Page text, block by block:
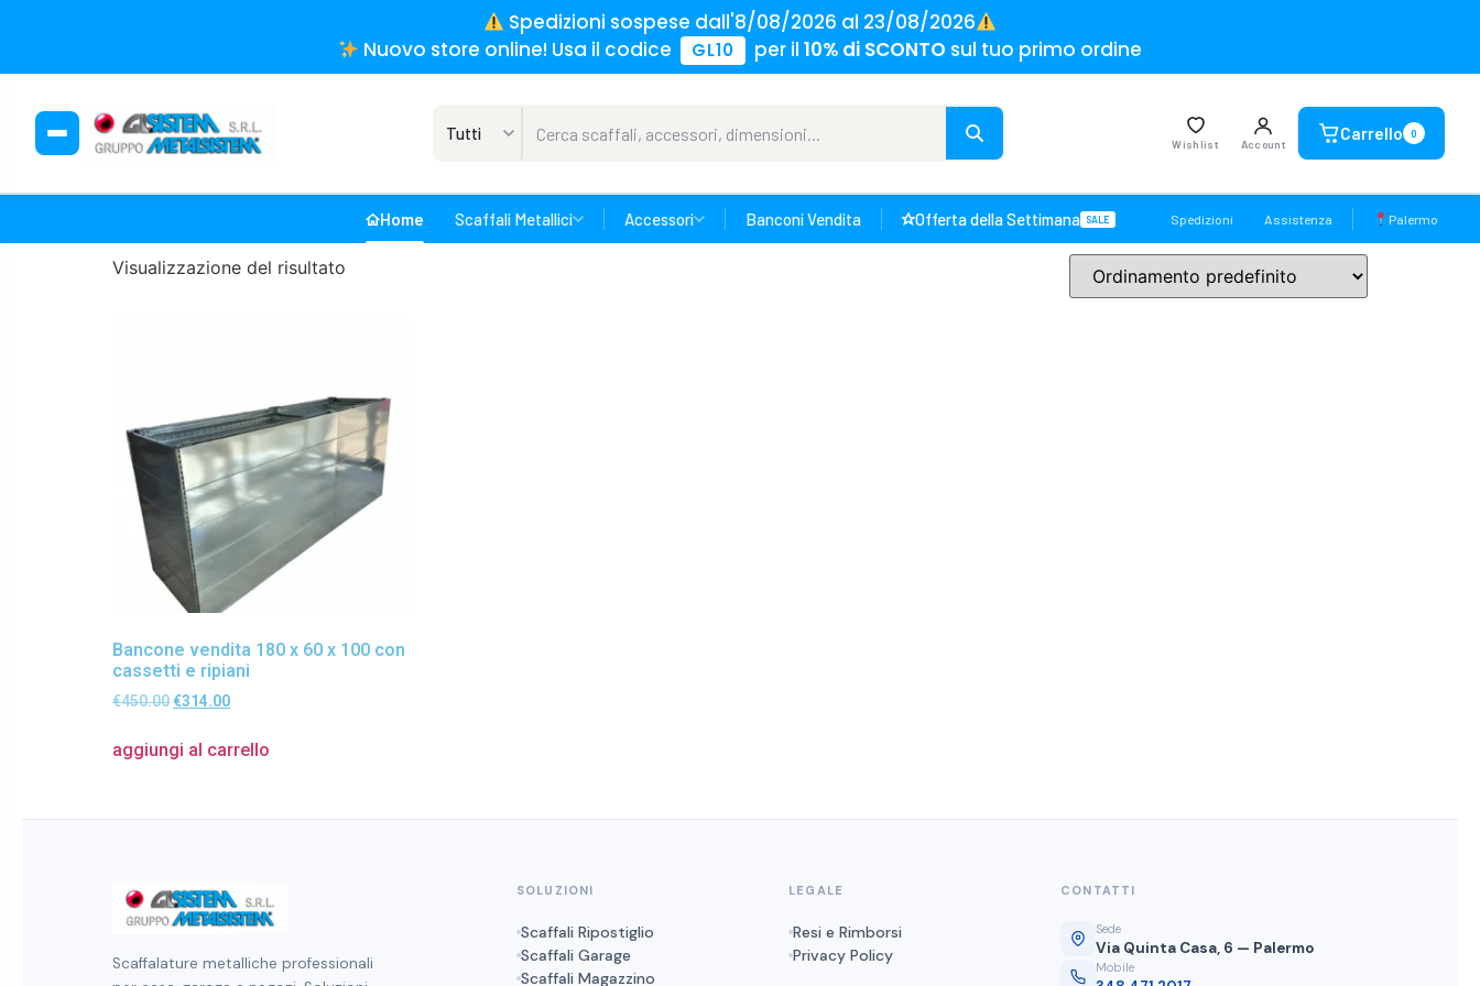
Spedizioni sospese dall'8/08/2026 al 23/08/2026
Nuovo store online! Usa il codice
GL10 per il 10% di SCONTO sul tuo primo ordine
Wishlist Account
Carrello 0
Home Scaffali Metallici Accessori Banconi Vendita Offerta della Settimana SALE Spedizioni Assistenza Palermo
Visualizzazione del risultato
Bancone vendita 180 x 60 x 100 con
cassetti e ripiani
€450.00 €314.00
aggiungi al carrello
Scaffalature metalliche professionali
SOLUZIONI
Scaffali Ripostiglio
Scaffali Garage
Scaffali Magazzino
LEGALE
Resi e Rimborsi
Privacy Policy
CONTATTI
Sede
Via Quinta Casa, 6 — Palermo
Mobile